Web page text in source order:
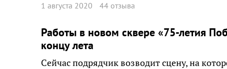
1 августа 2020 44 отзыва
Работы в новом сквере «75-летия
концу лета
Сейчас подрядчик возводит сцену, на